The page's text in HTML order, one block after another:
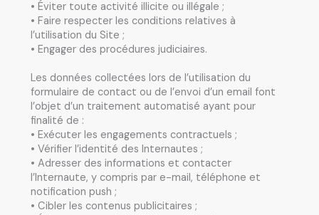
• Éviter toute activité illicite ou illégale ;
• Faire respecter les conditions relatives à
l’utilisation du Site ;
• Engager des procédures judiciaires.
Les données collectées lors de l’utilisation du
formulaire de contact ou de l’envoi d’un email font
l’objet d’un traitement automatisé ayant pour
finalité de :
• Exécuter les engagements contractuels ;
• Vérifier l’identité des Internautes ;
• Adresser des informations et contacter
l’Internaute, y compris par e-mail, téléphone et
notification push ;
• Cibler les contenus publicitaires ;